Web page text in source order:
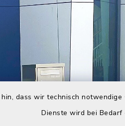
dass wir technisch
Dienste wird bei